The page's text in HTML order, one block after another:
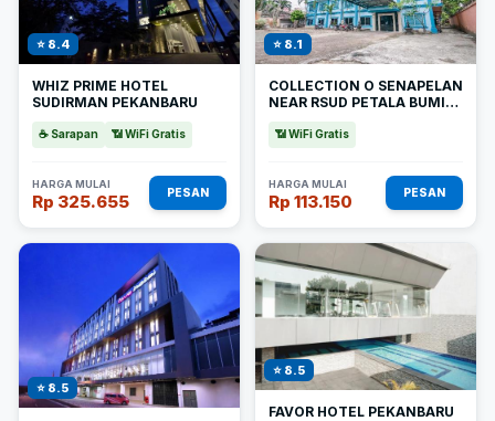
⭐ 8.4
WHIZ PRIME HOTEL
SUDIRMAN PEKANBARU
☕ Sarapan 📶 WiFi Gratis
HARGA MULAI
Rp 325.655 PESAN
⭐ 8.1
COLLECTION O SENAPELAN
NEAR RSUD PETALA BUMI
HOTEL
📶 WiFi Gratis
HARGA MULAI
Rp 113.150 PESAN
⭐ 8.5
⭐ 8.5
FAVOR HOTEL PEKANBARU